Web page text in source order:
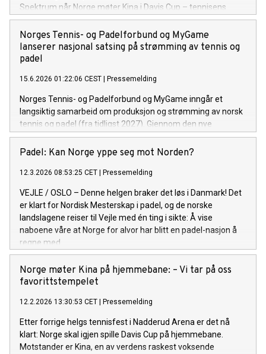
Spektrum når Norge møter Kina i Davis Cup – tennisens
offisielle VM
Norges Tennis- og Padelforbund og MyGame
lanserer nasjonal satsing på strømming av tennis og
padel
15.6.2026 01:22:06 CEST Pressemelding
Norges Tennis- og Padelforbund og MyGame inngår et
langsiktig samarbeid om produksjon og strømming av norsk
tennis og padel (fra tidligst 2027). Gjennom den nye
plattformen Tennis & Padel TV er ambisjonen å gjøre både
elite- og breddeaktivitet tilgjengelig for publikum over hele
Padel: Kan Norge yppe seg mot Norden?
12.3.2026 08:53:25 CET Pressemelding
VEJLE / OSLO – Denne helgen braker det løs i Danmark! Det
er klart for Nordisk Mesterskap i padel, og de norske
landslagene reiser til Vejle med én ting i sikte: Å vise
naboene våre at Norge for alvor har blitt en padel-nasjon å
regne med.
Norge møter Kina på hjemmebane: – Vi tar på oss
favorittstempelet
12.2.2026 13:30:53 CET Pressemelding
Etter forrige helgs tennisfest i Nadderud Arena er det nå
klart: Norge skal igjen spille Davis Cup på hjemmebane.
Motstander er Kina, en av verdens raskest voksende